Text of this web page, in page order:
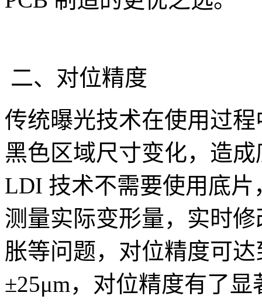
二、对位精度
传统曝光技术在使用过
黑色区域尺寸变化，造
LDI 技术不需要使用底
测量实际变形量，实时
胀等问题，对位精度可
±25μm，对位精度有了显